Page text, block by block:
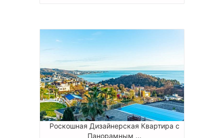
Роскошная Дизайнерская Квартира с
Панорамным ...